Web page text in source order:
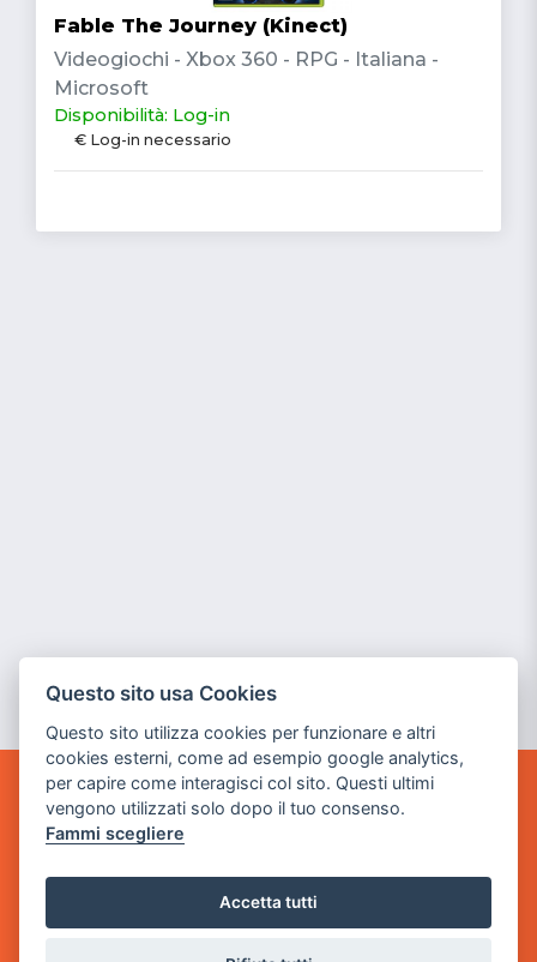
Fable The Journey (Kinect)
Videogiochi - Xbox 360 - RPG - Italiana -
Microsoft
Disponibilità: Log-in
€ Log-in necessario
POWER GAME SRL
- 25014 Castenedolo, Brescia
Questo sito usa Cookies
Questo sito utilizza cookies per funzionare e altri
cookies esterni, come ad esempio google analytics,
per capire come interagisci col sito. Questi ultimi
vengono utilizzati solo dopo il tuo consenso.
Fammi scegliere
Accetta tutti